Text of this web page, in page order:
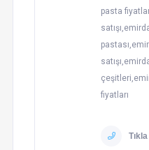
pasta
fiyatları